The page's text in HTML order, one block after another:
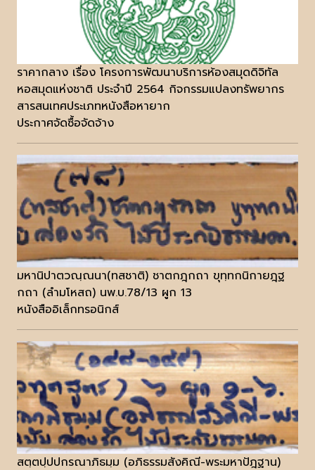
ราคากลาง เรื่อง โครงการพัฒนาบริการห้องสมุดดิจิทัล
หอสมุดแห่งชาติ ประจำปี 2564 กิจกรรมแปลงทรัพยากร
สารสนเทศประเภทหนังสือหายาก
ประกาศจัดซื้อจัดจ้าง
มหานิปาตวณฺณนา(ทสชาติ) ชาตกฎฺกถา ขุทฺทกนิกายฎฺฐ
กถา (ลำมโหสถ) นพ.บ.78/13 ผูก 13
หนังสืออิเล็กทรอนิกส์
สตฺตปฺปปกรณาภิธมฺม (อภิธรรมสังคิณี-พระมหาปัฎฐาน)